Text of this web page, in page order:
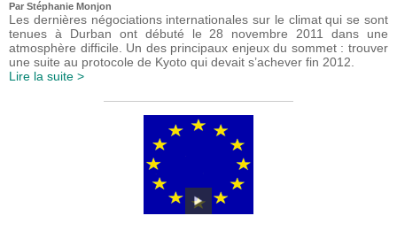
Par Stéphanie Monjon
Les dernières négociations internationales sur le climat qui se sont
tenues à Durban ont débuté le 28 novembre 2011 dans une
atmosphère difficile. Un des principaux enjeux du sommet : trouver
une suite au protocole de Kyoto qui devait s’achever fin 2012.
Lire la suite >